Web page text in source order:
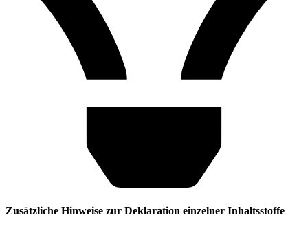
Zusätzliche Hinweise zur Deklaration einzelner Inhaltsstoffe